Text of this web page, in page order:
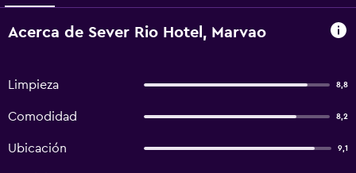
Acerca de Sever Rio Hotel, Marvao
Limpieza 8,8
Comodidad 8,2
Ubicación 9,1